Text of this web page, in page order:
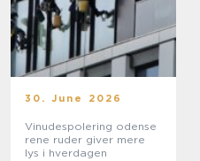
30. June 2026
Vinudespolering odense
rene ruder giver mere
lys i hverdagen